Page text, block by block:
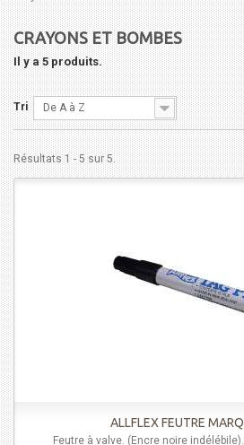
CRAYONS ET BOMBES
Il y a 5 produits.
Tri De A à Z
Résultats 1 - 5 sur 5.
ALLFLEX FEUTRE
Feutre à valve. (Encre noire